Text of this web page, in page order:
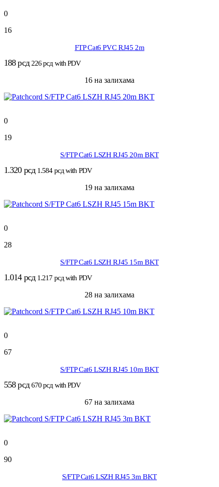
0
16
FTP Cat6 PVC RJ45 2m
188рсд 226рсдwith PDV
16 на залихама
0
19
S/FTP Cat6 LSZH RJ45 20m BKT
1.320 рсд 1.584рсдwith PDV
19 на залихама
0
28
S/FTP Cat6 LSZH RJ45 15m BKT
1.014 рсд 1.217 рсдwith PDV
28 на залихама
0
67
S/FTP Cat6 LSZH RJ45 10m BKT
558рсд 670рсдwith PDV
67 на залихама
0
90
S/FTP Cat6 LSZH RJ45 3m BKT